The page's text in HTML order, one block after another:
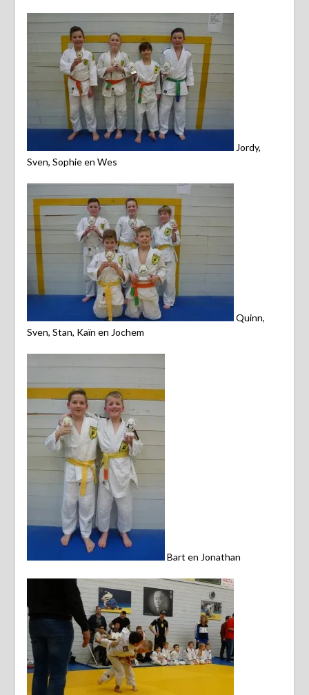
Jordy,
Sven, Sophie en Wes
Quinn,
Sven, Stan, Kaïn en Jochem
Bart en Jonathan